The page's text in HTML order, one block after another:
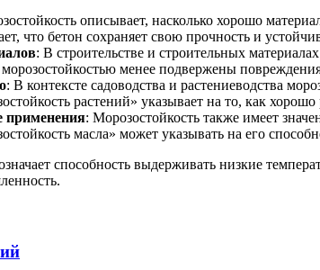
описывает, насколько хорошо
что бетон сохраняет свою прочность и
: В строительстве и строительных
менее подвержены
: В контексте садоводства и растениеводства
растений» указывает на то, как
применения: Морозостойкость также имеет
масла» может указывать на его
способность выдерживать низкие